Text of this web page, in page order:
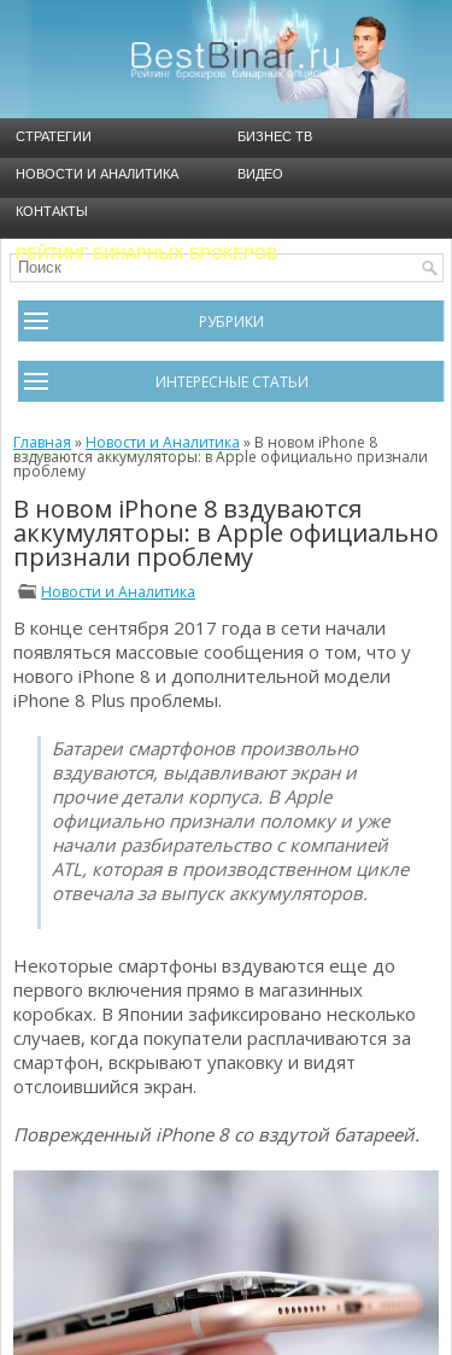
СТРАТЕГИИ БИЗНЕС ТВ
НОВОСТИ И АНАЛИТИКА ВИДЕО
КОНТАКТЫ
РЕЙТИНГ БИНАРНЫХ БРОКЕРОВ
РУБРИКИ
Брокеры
Видео
Инструменты
Новости и Аналитика
Общая информация
Определения
Опционы для начинающих
Стратегии
Торговля Kриптовалютой
ИНТЕРЕСНЫЕ СТАТЬИ
Черный список брокеров
Ошибки в бинарном трейдинге
Психологии трейдинга
Отзывы о бинарных опционах
Стратегии бинарных опционов
Добавить брокера в рейтинг
Главная »Новости и Аналитика » В новом iPhone 8
вздуваются аккумуляторы: в Apple официально признали
проблему
В новом iPhone 8 вздуваются
аккумуляторы: в Apple официально
признали проблему
Новости и Аналитика
В конце сентября 2017 года в сети начали
появляться массовые сообщения о том, что у
нового iPhone 8 и дополнительной модели
iPhone 8 Plus проблемы.
Батареи смартфонов произвольно
вздуваются, выдавливают экран и
прочие детали корпуса. В Apple
официально признали поломку и уже
начали разбирательство с компанией
ATL, которая в производственном цикле
отвечала за выпуск аккумуляторов.
Некоторые смартфоны вздуваются еще до
первого включения прямо в магазинных
коробках. В Японии зафиксировано несколько
случаев, когда покупатели расплачиваются за
смартфон, вскрывают упаковку и видят
отслоившийся экран.
Поврежденный iPhone 8 со вздутой батареей.